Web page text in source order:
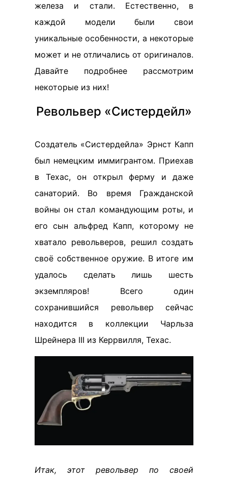
железа и стали. Естественно, в
каждой модели были свои
уникальные особенности, а некоторые
может и не отличались от оригиналов.
Давайте подробнее рассмотрим
некоторые из них!
Револьвер «Систердейл»
Создатель «Систердейла» Эрнст Капп
был немецким иммигрантом. Приехав
в Техас, он открыл ферму и даже
санаторий. Во время Гражданской
войны он стал командующим роты, и
его сын альфред Капп, которому не
хватало револьверов, решил создать
своё собственное оружие. В итоге им
удалось сделать лишь шесть
экземпляров! Всего один
сохранившийся револьвер сейчас
находится в коллекции Чарльза
Шрейнера III из Керрвилля, Техас.
Итак, этот револьвер по своей